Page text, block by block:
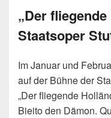
„Der
Staatsoper
Im Januar und
auf der Bühne der
„Der fliegende
Bieito den Dämon.